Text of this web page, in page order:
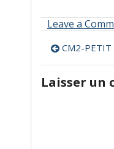
Leave a
de
l’article
CM2-PETIT
Laisser un